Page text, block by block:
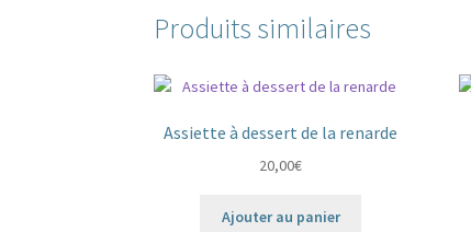
Produits similaires
Assiette à dessert de la renarde
20,00€
Ajouter au panier